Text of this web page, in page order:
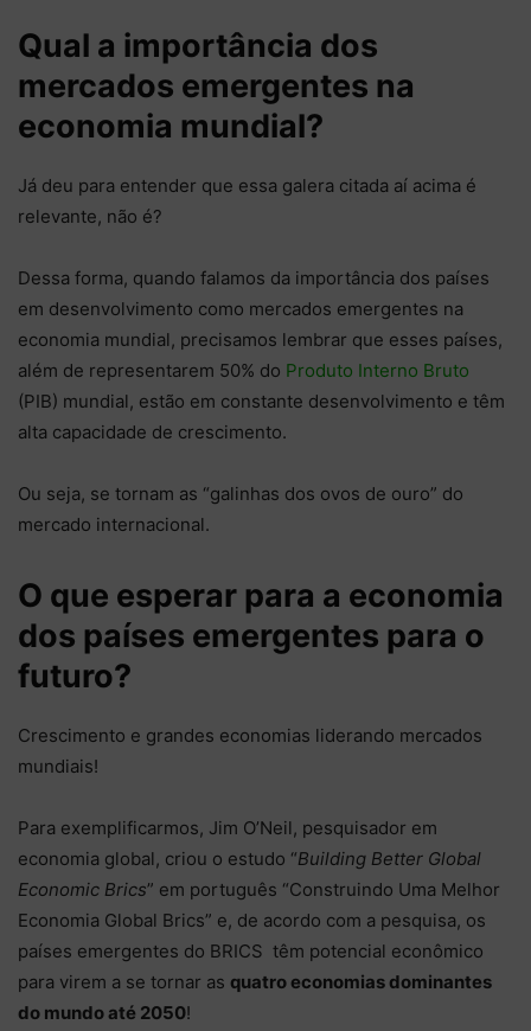
Qual a importância dos
mercados emergentes na
economia mundial?
Já deu para entender que essa galera citada aí acima é
relevante, não é?
Dessa forma, quando falamos da importância dos países
em desenvolvimento como mercados emergentes na
economia mundial, precisamos lembrar que esses países,
além de representarem 50% do Produto Interno Bruto
(PIB) mundial, estão em constante desenvolvimento e têm
alta capacidade de crescimento.
Ou seja, se tornam as “galinhas dos ovos de ouro” do
mercado internacional.
O que esperar para a economia
dos países emergentes para o
futuro?
Crescimento e grandes economias liderando mercados
mundiais!
Para exemplificarmos, Jim O’Neil, pesquisador em
economia global, criou o estudo “Building Better Global
Economic Brics” em português “Construindo Uma Melhor
Economia Global Brics” e, de acordo com a pesquisa, os
países emergentes do BRICS têm potencial econômico
para virem a se tornar as quatro economias dominantes
do mundo até 2050!